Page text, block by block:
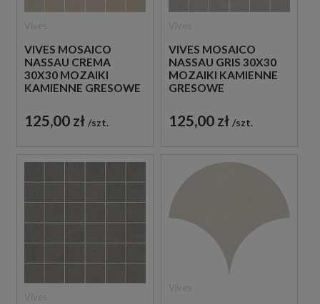
VIVES MOSAICO
NASSAU CREMA
30X30 MOZAIKI
KAMIENNE GRESOWE
125,00 zł szt.
VIVES MOSAICO
NASSAU GRIS 30X30
MOZAIKI KAMIENNE
GRESOWE
125,00 zł szt.